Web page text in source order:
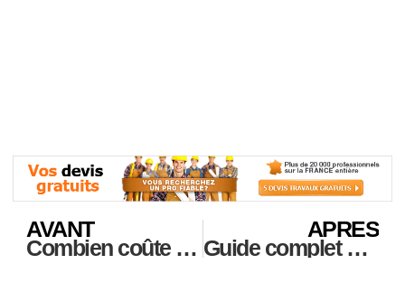
AVANT
Combien coûte réellement la rénovation au m² de votre salle de bains ?
APRES
Guide complet pour choisir une entreprise de rénovation à Paris